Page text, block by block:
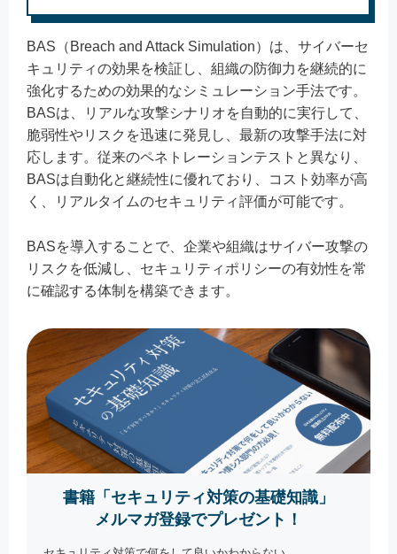
BAS（Breach and Attack Simulation）は、サイバーセ
キュリティの効果を検証し、組織の防御力を継続的に
強化するための効果的なシミュレーション手法です。
BASは、リアルな攻撃シナリオを自動的に実行して、
脆弱性やリスクを迅速に発見し、最新の攻撃手法に対
応します。従来のペネトレーションテストと異なり、
BASは自動化と継続性に優れており、コスト効率が高
く、リアルタイムのセキュリティ評価が可能です。
BASを導入することで、企業や組織はサイバー攻撃の
リスクを低減し、セキュリティポリシーの有効性を常
に確認する体制を構築できます。
書籍「セキュリティ対策の基礎知識」
メルマガ登録でプレゼント！